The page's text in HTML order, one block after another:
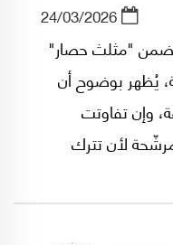
24/03/2026
ضمن "مثلث حصار"
يُظهر بوضوح أن
وإن تفاوتت
لأن تترك
وطبيعة